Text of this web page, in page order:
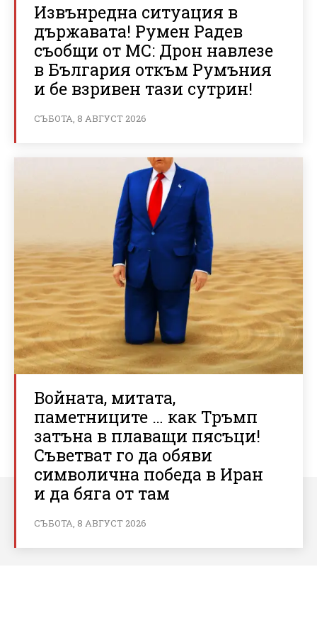
Извънредна ситуация в
държавата! Румен Радев
съобщи от МС: Дрон навлезе
в България откъм Румъния
и бе взривен тази сутрин!
СЪБОТА, 8 АВГУСТ 2026
Войната, митата,
паметниците … как Тръмп
затъна в плаващи пясъци!
Съветват го да обяви
символична победа в Иран
и да бяга от там
СЪБОТА, 8 АВГУСТ 2026